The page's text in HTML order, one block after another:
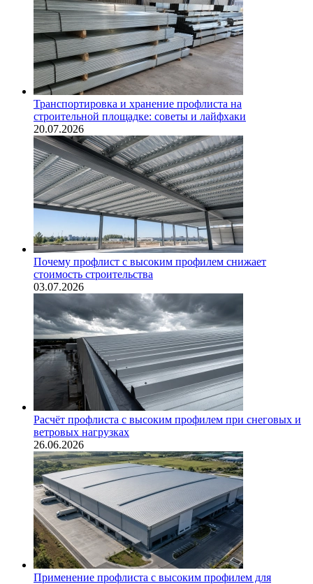
Транспортировка и хранение профлиста на
строительной площадке: советы и лайфхаки
20.07.2026
Почему профлист с высоким профилем снижает
стоимость строительства
03.07.2026
Расчёт профлиста с высоким профилем при снеговых и
ветровых нагрузках
26.06.2026
Применение профлиста с высоким профилем для